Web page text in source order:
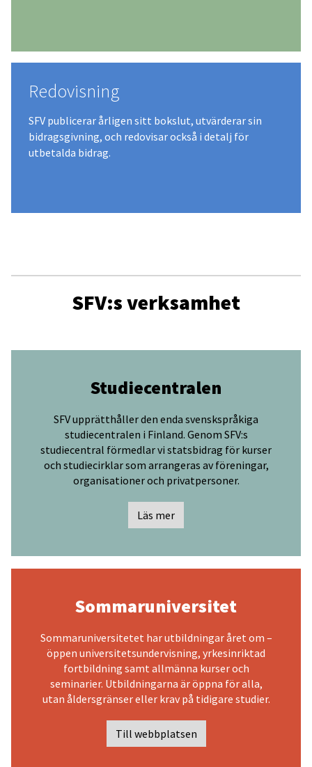
Redovisning
SFV publicerar årligen sitt bokslut, utvärderar sin
bidragsgivning, och redovisar också i detalj för
utbetalda bidrag.
SFV:s verksamhet
Studiecentralen
SFV upprätthåller den enda svenskspråkiga
studiecentralen i Finland. Genom SFV:s
studiecentral förmedlar vi statsbidrag för kurser
och studiecirklar som arrangeras av föreningar,
organisationer och privatpersoner.
Läs mer
Sommaruniversitet
Sommaruniversitetet har utbildningar året om –
öppen universitetsundervisning, yrkesinriktad
fortbildning samt allmänna kurser och
seminarier. Utbildningarna är öppna för alla,
utan åldersgränser eller krav på tidigare studier.
Till webbplatsen